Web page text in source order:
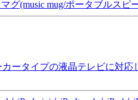
グ(music mug/ポータブルスピ
タイプの液晶テレビに対